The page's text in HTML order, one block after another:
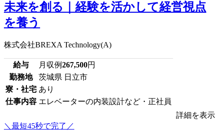
未来を創る｜経験を活かして経営視点
を養う
株式会社BREXA Technology(A)
給与 月収例267,500円
勤務地
茨城県 日立市
寮・社宅 あり
仕事内容 エレベーターの内装設計など・正社員
詳細を表示
＼最短45秒で完了／